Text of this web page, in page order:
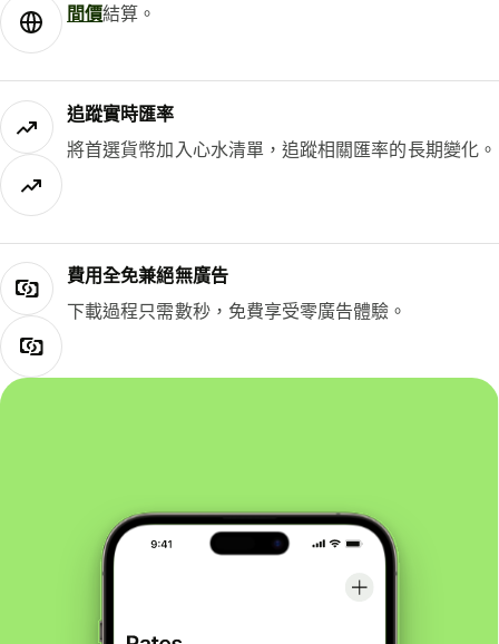
間價結算。
追蹤實時匯率
將首選貨幣加入心水清單，追蹤相關匯率的長期變化。
費用全免兼絕無廣告
下載過程只需數秒，免費享受零廣告體驗。